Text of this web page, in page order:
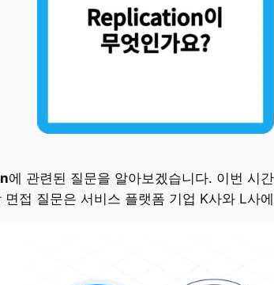
에 관련된 질문을 알아보겠습니다. 이번 시
접 질문은 서비스 플랫폼 기업 K사와 L사